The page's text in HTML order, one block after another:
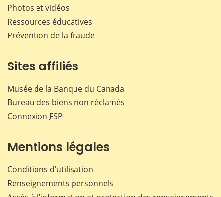
Photos et vidéos
Ressources éducatives
Prévention de la fraude
Sites affiliés
Musée de la Banque du Canada
Bureau des biens non réclamés
Connexion FSP
Mentions légales
Conditions d’utilisation
Renseignements personnels